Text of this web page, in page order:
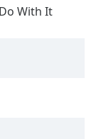
With It